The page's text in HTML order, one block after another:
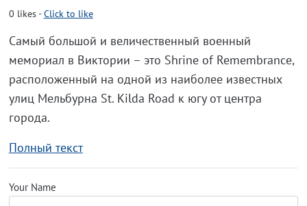
0 likes-Click to like
Самый большой и величественный военный
мемориал в Виктории – это Shrine of Remembrance,
расположенный на одной из наиболее известных
улиц Мельбурна St. Kilda Road к югу от центра
города.
Полный текст
Your Name